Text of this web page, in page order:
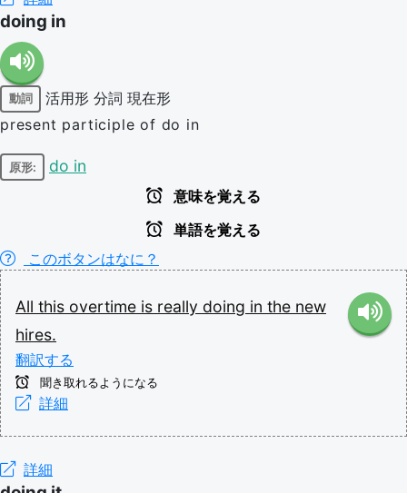
doing in
動詞 活用形 分詞 現在形
present participle of do in
原形: do in
意味を覚える
単語を覚える
このボタンはなに？
All this overtime is really doing in the new
hires.
翻訳する
聞き取れるようになる
詳細
詳細